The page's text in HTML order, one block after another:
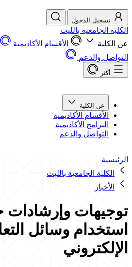
تسجيل الدخول
الكلية الجامعية بالليث
عن الكلية
الأقسام الأكاديمية
التواصل والدعم
أكثر
عن الكلية
الأقسام الأكاديمية
البرامج الأكاديمية
التواصل والدعم
الرئيسية
الكلية الجامعية بالليث
الأخبار
توجيهات وإرشادات
استخدام وسائل
الإلكتروني